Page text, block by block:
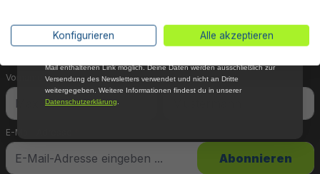
Gutschein auf nicht reduzierte Ware für Deinen
nächsten Einkauf.
E-Mail-Adresse
Vorname Nachname
Abonnieren
Konfigurieren Alle akzeptieren
*Mit der Anmeldung zum Newsletter stimmst du zu, regelmäßig per E-
Mail über aktuelle Angebote, Aktionen und Produktneuheiten
Mail enthaltenen Link möglich. Deine Daten werden ausschließlich zur
Versendung des Newsletters verwendet und nicht an Dritte
weitergegeben. Weitere Informationen findest du in unserer
Datenschutzerklärung